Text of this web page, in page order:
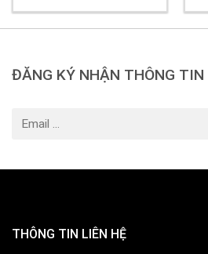
ĐĂNG KÝ NHẬN THÔNG TIN
THÔNG TIN LIÊN HỆ